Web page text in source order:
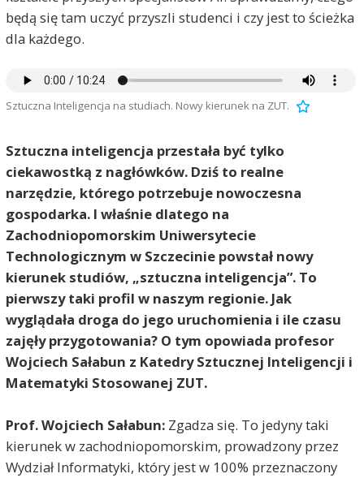
będą się tam uczyć przyszli studenci i czy jest to ścieżka
dla każdego.
Sztuczna Inteligencja na studiach. Nowy kierunek na ZUT.
Sztuczna inteligencja przestała być tylko
ciekawostką z nagłówków. Dziś to realne
narzędzie, którego potrzebuje nowoczesna
gospodarka. I właśnie dlatego na
Zachodniopomorskim Uniwersytecie
Technologicznym w Szczecinie powstał nowy
kierunek studiów, „sztuczna inteligencja”. To
pierwszy taki profil w naszym regionie. Jak
wyglądała droga do jego uruchomienia i ile czasu
zajęły przygotowania? O tym opowiada profesor
Wojciech Sałabun z Katedry Sztucznej Inteligencji i
Matematyki Stosowanej ZUT.
Prof. Wojciech Sałabun:Zgadza się. To jedyny taki
kierunek w zachodniopomorskim, prowadzony przez
Wydział Informatyki, który jest w 100% przeznaczony